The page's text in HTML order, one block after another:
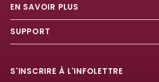
EN SAVOIR PLUS
SUPPORT
S'INSCRIRE À L'INFOLETTRE